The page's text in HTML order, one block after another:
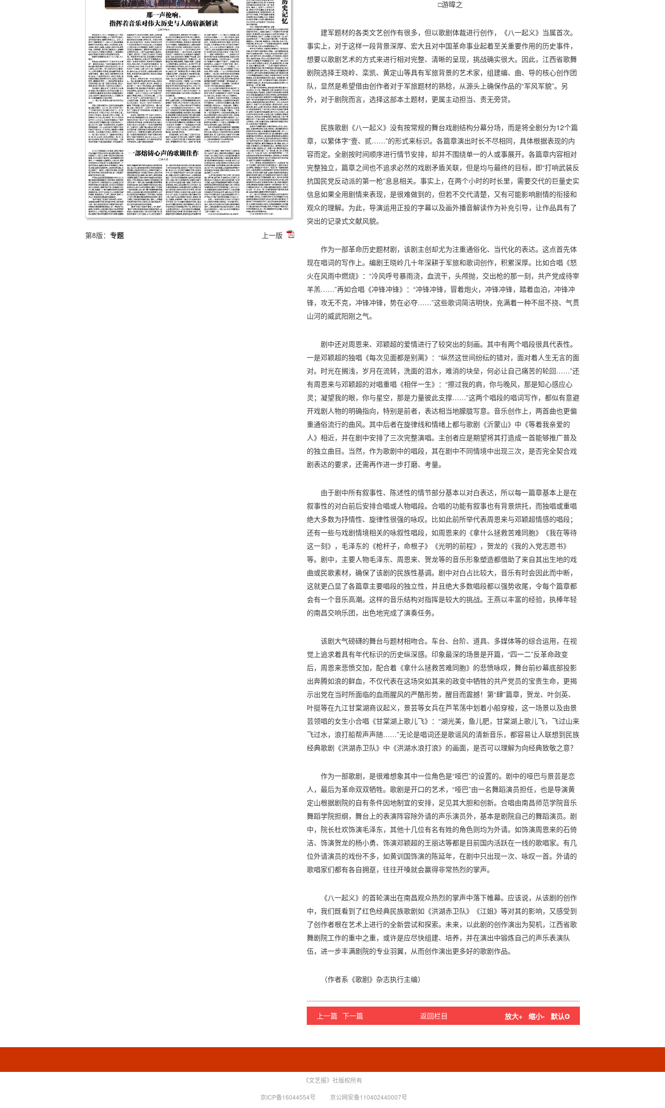
第8版： 专题 上一版
□游暐之
建军题材的各类文艺创作有很多，但以歌剧体裁进行创作，《八一起义》当属首次。
事实上，对于这样一段背景深厚、宏大且对中国革命事业起着至关重要作用的历史事件，
想要以歌剧艺术的方式来进行相对完整、清晰的呈现，挑战确实很大。因此，江西省歌舞
剧院选择王晓岭、栾凯、黄定山等具有军旅背景的艺术家，组建编、曲、导的核心创作团
队，显然是希望借由创作者对于军旅题材的熟稔，从源头上确保作品的“军风军貌”。另
外，对于剧院而言，选择这部本土题材，更属主动担当、责无旁贷。
民族歌剧《八一起义》没有按常规的舞台戏剧结构分幕分场，而是将全剧分为12个篇
章，以繁体字“壹、贰……”的形式来标识。各篇章演出时长不尽相同，具体根据表现的内
容而定。全剧按时间顺序进行情节安排，却并不围绕单一的人或事展开。各篇章内容相对
完整独立，篇章之间也不追求必然的戏剧矛盾关联，但是均与最终的目标，即“打响武装反
抗国民党反动派的第一枪”息息相关。事实上，在两个小时的时长里，需要交代的巨量史实
信息如果全用剧情来表现，是很难做到的，但若不交代清楚，又有可能影响剧情的衔接和
观众的理解。为此，导演运用正投的字幕以及画外播音解读作为补充引导，让作品具有了
突出的记录式文献风貌。
作为一部革命历史题材剧，该剧主创却尤为注重通俗化、当代化的表达。这点首先体
现在唱词的写作上。编剧王晓岭几十年深耕于军旅和歌词创作，积累深厚。比如合唱《怒
火在风雨中燃烧》：“冷风呼号暴雨浇，血流干，头颅抛，交出枪的那一刻，共产党成待宰
羊羔……”再如合唱《冲锋冲锋》：“冲锋冲锋，冒着炮火，冲锋冲锋，踏着血泊，冲锋冲
锋，攻无不克，冲锋冲锋，势在必夺……”这些歌词简洁明快，充满着一种不屈不挠、气贯
山河的威武阳刚之气。
剧中还对周恩来、邓颖超的爱情进行了较突出的刻画。其中有两个唱段很具代表性。
一是邓颖超的独唱《每次见面都是别离》：“纵然这世间纷纭的错对，面对着人生无言的面
对。时光在搁浅，岁月在流转，洗面的泪水，难消的块垒，何必让自己痛苦的轮回……”还
有周恩来与邓颖超的对唱重唱《相伴一生》：“擦过我的肩，你与晚风，那是知心感应心
灵；凝望我的眼，你与星空，那是力量彼此支撑……”这两个唱段的唱词写作，都似有意避
开戏剧人物的明确指向，特别是前者，表达相当地朦胧写意。音乐创作上，两首曲也更偏
重通俗流行的曲风。其中后者在旋律线和情绪上都与歌剧《沂蒙山》中《等着我亲爱的
人》相近，并在剧中安排了三次完整演唱。主创者应是期望将其打造成一首能够推广普及
的独立曲目。当然，作为歌剧中的唱段，其在剧中不同情境中出现三次，是否完全契合戏
剧表达的要求，还需再作进一步打磨、考量。
由于剧中所有叙事性、陈述性的情节部分基本以对白表达，所以每一篇章基本上是在
叙事性的对白前后安排合唱或人物唱段。合唱的功能有叙事也有背景烘托，而独唱或重唱
绝大多数为抒情性、旋律性很强的咏叹。比如此前所举代表周恩来与邓颖超情感的唱段；
还有一些与戏剧情境相关的咏叙性唱段，如周恩来的《拿什么拯救苦难同胞》《我在等待
这一刻》，毛泽东的《枪杆子，命根子》《光明的前程》，贺龙的《我的入党志愿书》
等。剧中，主要人物毛泽东、周恩来、贺龙等的音乐形象塑造都借助了来自其出生地的戏
曲或民歌素材，确保了该剧的民族性基调。剧中对白占比较大，音乐有时会因此而中断，
这就更凸显了各篇章主要唱段的独立性，并且绝大多数唱段都以强势收尾，令每个篇章都
会有一个音乐高潮。这样的音乐结构对指挥是较大的挑战。王燕以丰富的经验，执棒年轻
的南昌交响乐团，出色地完成了演奏任务。
该剧大气磅礴的舞台与题材相吻合。车台、台阶、道具、多媒体等的综合运用，在视
觉上追求着具有年代标识的历史纵深感。印象最深的场景是开篇，“四一二”反革命政变
后，周恩来悲愤交加，配合着《拿什么拯救苦难同胞》的悲愤咏叹，舞台前纱幕底部投影
出奔腾如浪的鲜血，不仅代表在这场突如其来的政变中牺牲的共产党员的宝贵生命，更揭
示出党在当时所面临的血雨腥风的严酷形势，醒目而震撼！第“肆”篇章，贺龙、叶剑英、
叶挺等在九江甘棠湖商议起义，景芸等女兵在芦苇荡中划着小船穿梭，这一场景以及由景
芸领唱的女生小合唱《甘棠湖上歌儿飞》：“湖光美，鱼儿肥，甘棠湖上歌儿飞，飞过山来
飞过水，浪打船帮声声随……”无论是唱词还是歌谣风的清新音乐，都容易让人联想到民族
经典歌剧《洪湖赤卫队》中《洪湖水浪打浪》的画面，是否可以理解为向经典致敬之意？
作为一部歌剧，是很难想象其中一位角色是“哑巴”的设置的。剧中的哑巴与景芸是恋
人，最后为革命双双牺牲。歌剧是开口的艺术，“哑巴”由一名舞蹈演员担任，也是导演黄
定山根据剧院的自有条件因地制宜的安排，足见其大胆和创新。合唱由南昌师范学院音乐
舞蹈学院担纲，舞台上的表演阵容除外请的声乐演员外，基本是剧院自己的舞蹈演员。剧
中，院长杜欢饰演毛泽东，其他十几位有名有姓的角色则均为外请。如饰演周恩来的石倚
洁、饰演贺龙的杨小勇、饰演邓颖超的王丽达等都是目前国内活跃在一线的歌唱家。有几
位外请演员的戏份不多，如黄训国饰演的陈延年，在剧中只出现一次、咏叹一首。外请的
歌唱家们都有各自拥趸，往往开嗓就会赢得非常热烈的掌声。
《八一起义》的首轮演出在南昌观众热烈的掌声中落下帷幕。应该说，从该剧的创作
中，我们既看到了红色经典民族歌剧如《洪湖赤卫队》《江姐》等对其的影响，又感受到
了创作者根在艺术上进行的全新尝试和探索。未来，以此剧的创作演出为契机，江西省歌
舞剧院工作的重中之重，或许是应尽快组建、培养，并在演出中锻炼自己的声乐表演队
伍，进一步丰满剧院的专业羽翼，从而创作演出更多好的歌剧作品。
（作者系《歌剧》杂志执行主编）
返回栏目
上一篇 下一篇 放大+ 缩小- 默认o
《文艺报》社版权所有
京ICP备16044554号
京公网安备110402440007号